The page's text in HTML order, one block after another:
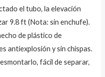
el tubo, la elevación
9.8 ft (Nota: sin enchufe).
de plástico de
antiexplosión y sin chispas.
fácil de separar,